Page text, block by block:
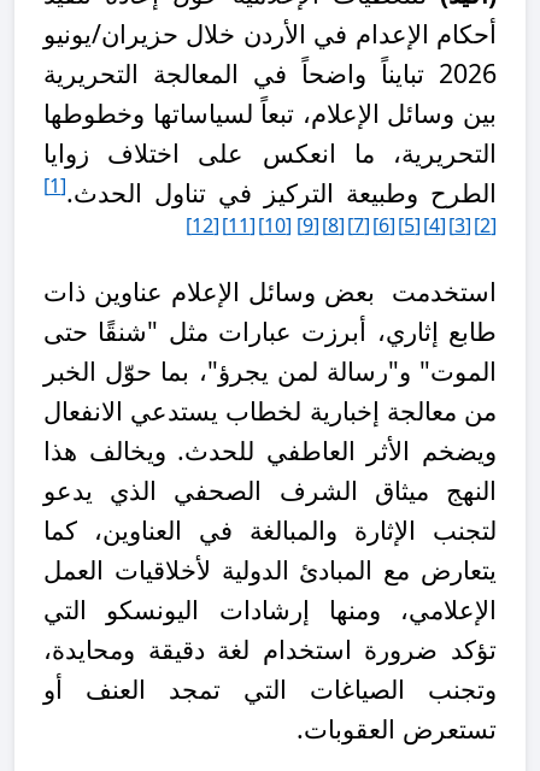
أحكام الإعدام في الأردن خلال حزيران/يونيو
2026 تبايناً واضحاً في المعالجة التحريرية
بين وسائل الإعلام، تبعاً لسياساتها وخطوطها
التحريرية، ما انعكس على اختلاف زوايا
الطرح وطبيعة التركيز في تناول الحدث.[1]
[2]
[3]
[4]
[5]
[6]
[7]
[8]
[9]
[10]
[11]
[12]
استخدمت بعض وسائل الإعلام عناوين ذات
طابع إثاري، أبرزت عبارات مثل "شنقًا حتى
الموت" و"رسالة لمن يجرؤ"، بما حوّل الخبر
من معالجة إخبارية لخطاب يستدعي الانفعال
ويضخم الأثر العاطفي للحدث. ويخالف هذا
النهج ميثاق الشرف الصحفي الذي يدعو
لتجنب الإثارة والمبالغة في العناوين، كما
يتعارض مع المبادئ الدولية لأخلاقيات العمل
الإعلامي، ومنها إرشادات اليونسكو التي
تؤكد ضرورة استخدام لغة دقيقة ومحايدة،
وتجنب الصياغات التي تمجد العنف أو
تستعرض العقوبات.